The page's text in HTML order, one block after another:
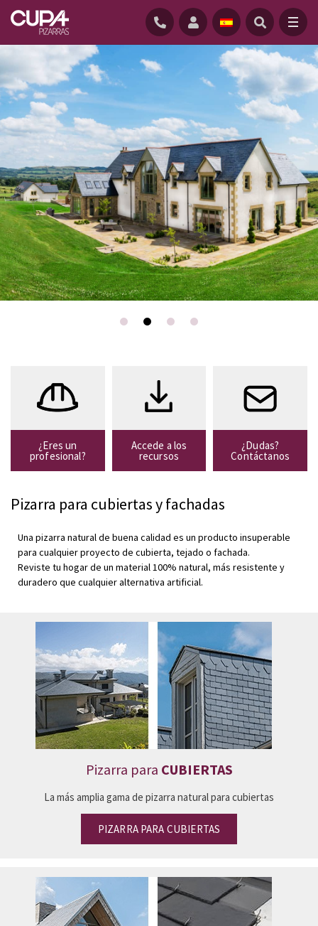
Pizarra natural, sostenible
SOSTENIBILIDAD
¿Eres un
profesional?
Accede a los
recursos
¿Dudas?
Contáctanos
Pizarra para cubiertas y fachadas
Una pizarra natural de buena calidad es un producto insuperable
para cualquier proyecto de cubierta, tejado o fachada.
Reviste tu hogar de un material 100% natural, más resistente y
duradero que cualquier alternativa artificial.
Pizarra para CUBIERTAS
La más amplia gama de pizarra natural para cubiertas
PIZARRA PARA CUBIERTAS